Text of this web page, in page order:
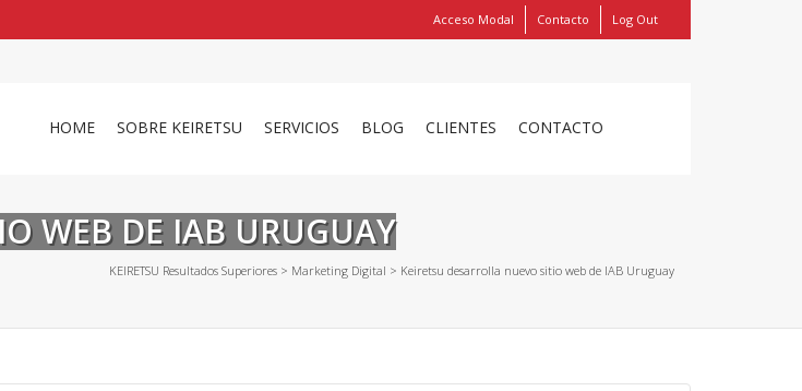
Acceso Modal Contacto Log Out
HOME SOBRE KEIRETSU SERVICIOS BLOG CLIENTES CONTACTO
WEB DE IAB URUGUAY
KEIRETSU Resultados Superiores > Marketing Digital > Keiretsu desarrolla nuevo sitio web de IAB Uruguay